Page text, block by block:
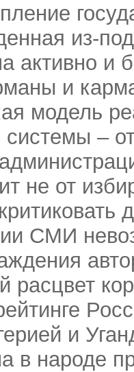
из-
активно и
и
модель
системы –
не от
СМИ
расцвет
и
в народе